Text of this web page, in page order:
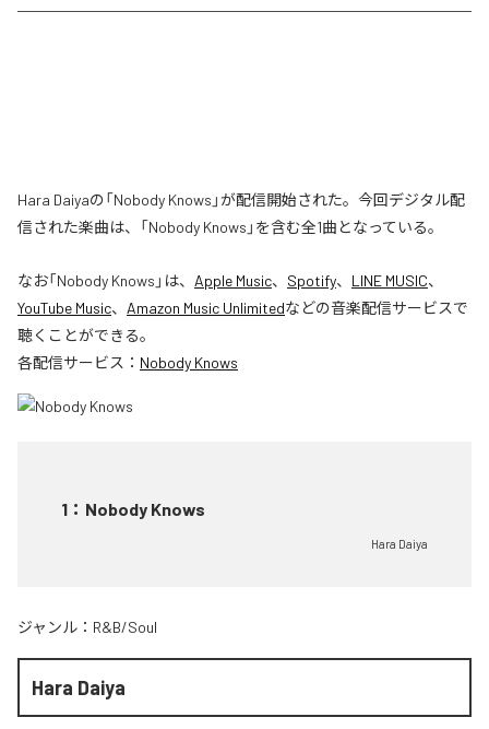
Hara Daiyaの「Nobody Knows」が配信開始された。今回デジタル配
信された楽曲は、「Nobody Knows」を含む全1曲となっている。
なお「Nobody Knows 」は、 Apple Music、 Spotify、 LINE MUSIC、
YouTube Music、 Amazon Music Unlimitedなどの音楽配信サービスで
聴くことができる。
各配信サービス： Nobody Knows
1 ： Nobody Knows
Hara Daiya
ジャンル： R&B/Soul
Hara Daiya